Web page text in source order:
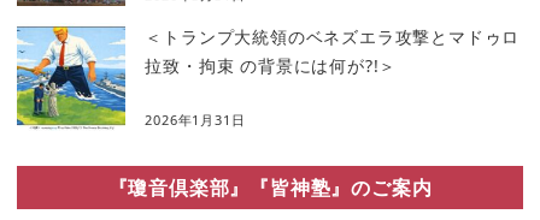
＜トランプ大統領のベネズエラ攻撃とマドゥロ
拉致・拘束 の背景には何が?!＞
2026年1月31日
『瓊音倶楽部』『皆神塾』のご案内